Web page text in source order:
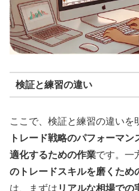
検証と練習の違い
ここで、検証と練習の違いを
トレード戦略のパフォーマ
適化するための作業です。一
のトレードスキルを磨くため
は、まずは リアルな相場での